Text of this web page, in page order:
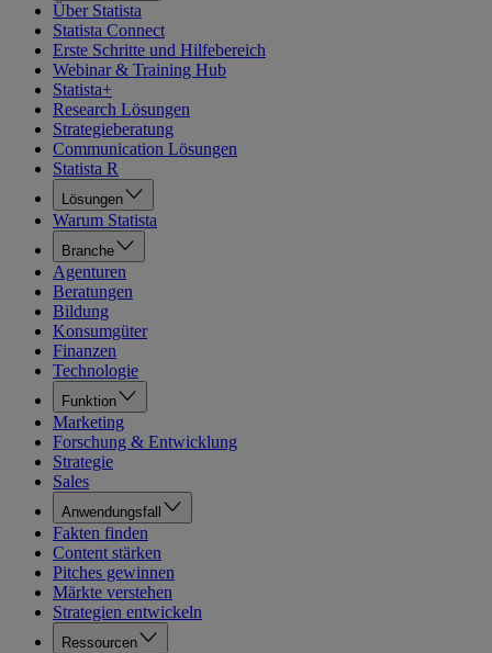
Über Statista
Statista Connect
Erste Schritte und Hilfebereich
Webinar & Training Hub
Statista+
Research Lösungen
Strategieberatung
Communication Lösungen
Statista R
Lösungen
Warum Statista
Branche
Agenturen
Beratungen
Bildung
Konsumgüter
Finanzen
Technologie
Funktion
Marketing
Forschung & Entwicklung
Strategie
Sales
Anwendungsfall
Fakten finden
Content stärken
Pitches gewinnen
Märkte verstehen
Strategien entwickeln
Ressourcen